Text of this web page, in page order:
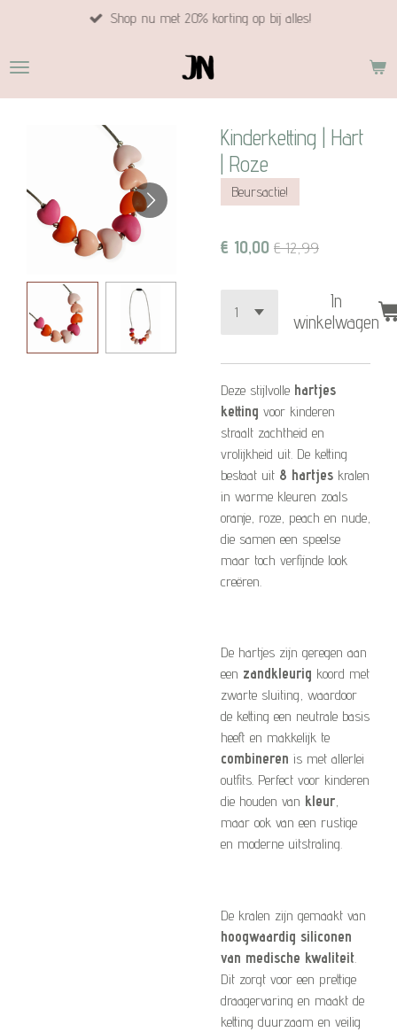
naar
hoofdinhoud
Shop nu met 20% korting op bij alles!
Kinderketting | Hart
| Roze
Beursactie!
€ 10,00 € 12,99
In
winkelwagen
Deze stijlvolle hartjes
ketting voor kinderen
straalt zachtheid en
vrolijkheid uit. De ketting
bestaat uit 8 hartjes kralen
in warme kleuren zoals
oranje, roze, peach en nude,
die samen een speelse
maar toch verfijnde look
creëren.
De hartjes zijn geregen aan
een zandkleurig koord met
zwarte sluiting, waardoor
de ketting een neutrale basis
heeft en makkelijk te
combineren is met allerlei
outfits. Perfect voor kinderen
die houden van kleur,
maar ook van een rustige
en moderne uitstraling.
De kralen zijn gemaakt van
hoogwaardig siliconen
van medische kwaliteit
Dit zorgt voor een prettige
draagervaring en maakt de
ketting duurzaam en veilig